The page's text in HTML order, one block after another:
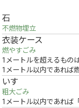
石
不燃物埋立
衣装ケース
燃やすごみ
1メートルを超えるもの
1メートル以内であれば
いす
粗大ごみ
1メートル以内であれば